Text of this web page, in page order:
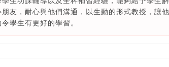
友，耐心與他們溝通，以生動的形式教授，讓
學生有更好的學習。